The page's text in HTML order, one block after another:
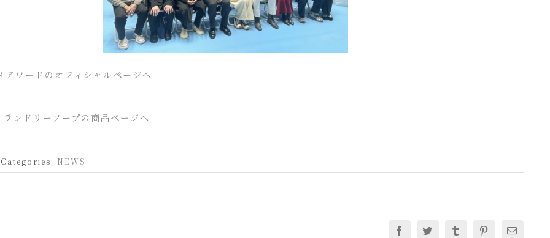
アワードのオフィシャルページへ
ンドリーソープの商品ページへ
Categories: NEWS
Facebook
TwitterTumblr Pinterest